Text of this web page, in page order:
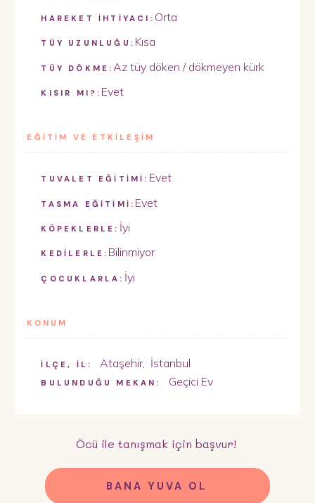
HAREKET İHTİYACI: Orta
TÜY UZUNLUĞU: Kısa
TÜY DÖKME: Az tüy döken / dökmeyen kürk
KISIR MI?: Evet
EĞİTİM VE ETKİLEŞİM
TUVALET EĞİTİMİ: Evet
TASMA EĞİTİMİ: Evet
KÖPEKLERLE: İyi
KEDİLERLE: Bilinmiyor
ÇOCUKLARLA: İyi
KONUM
İLÇE, İL: Ataşehir, İstanbul
BULUNDUĞU MEKAN: Geçici Ev
Öcü ile tanışmak için başvur!
BANA YUVA OL